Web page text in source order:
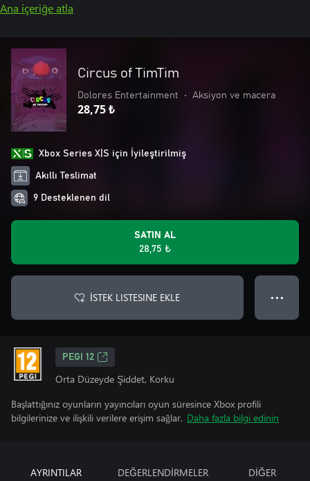
Ana içeriğe atla
Circus of TimTim
Dolores Entertainment • Aksiyon ve macera
28,75 ₺
Xbox Series X|S için İyileştirilmiş
Akıllı Teslimat
9 Desteklenen dil
SATIN AL
28,75 ₺
İSTEK LISTESINE EKLE ● ● ●
PEGI 12
Orta Düzeyde Şiddet, Korku
Başlattığınız oyunların yayıncıları oyun süresince Xbox profili
bilgilerinize ve ilişkili verilere erişim sağlar. Daha fazla bilgi edinin
AYRINTILAR DEĞERLENDİRMELER DİĞER